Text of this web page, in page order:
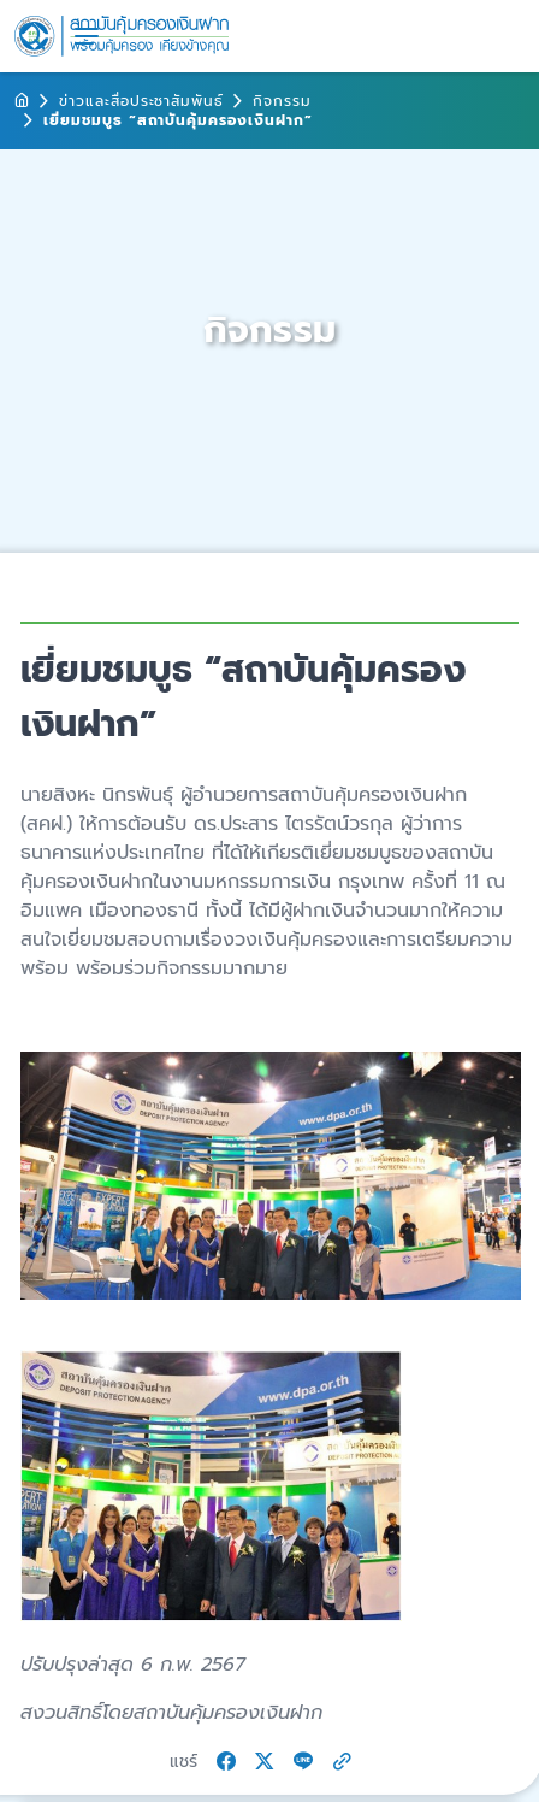
ข่าวและสื่อประชาสัมพันธ์
กิจกรรม
เยี่ยมชมบูธ “สถาบันคุ้มครองเงินฝาก”
กิจกรรม
เยี่ยมชมบูธ “สถาบันคุ้มครอง
เงินฝาก”
นายสิงหะ นิกรพันธุ์ ผู้อำนวยการสถาบันคุ้มครองเงินฝาก
(สคฝ.) ให้การต้อนรับ ดร.ประสาร ไตรรัตน์วรกุล ผู้ว่าการ
ธนาคารแห่งประเทศไทย ที่ได้ให้เกียรติเยี่ยมชมบูธของสถาบัน
คุ้มครองเงินฝากในงานมหกรรมการเงิน กรุงเทพ ครั้งที่ 11 ณ
อิมแพค เมืองทองธานี ทั้งนี้ ได้มีผู้ฝากเงินจำนวนมากให้ความ
สนใจเยี่ยมชมสอบถามเรื่องวงเงินคุ้มครองและการเตรียมความ
พร้อม พร้อมร่วมกิจกรรมมากมาย
ปรับปรุงล่าสุด 6 ก.พ. 2567
สงวนสิทธิ์โดยสถาบันคุ้มครองเงินฝาก
แชร์